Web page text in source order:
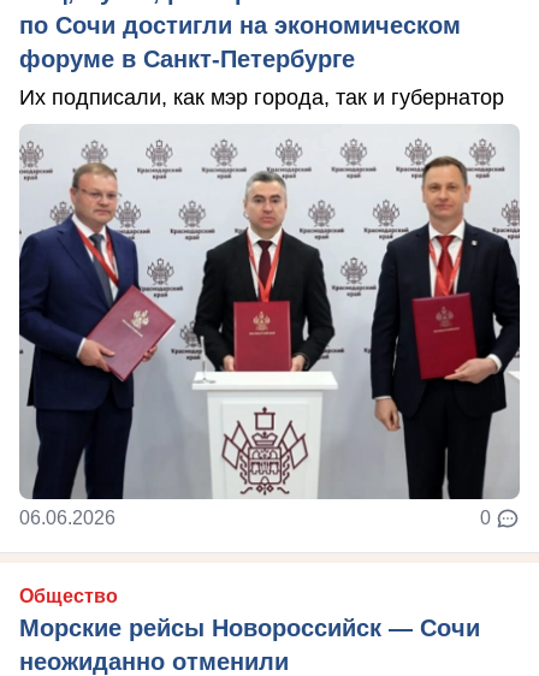
по Сочи достигли на экономическом
форуме в Санкт-Петербурге
Их подписали, как мэр города, так и губернатор
06.06.2026 0
Общество
Морские рейсы Новороссийск — Сочи
неожиданно отменили